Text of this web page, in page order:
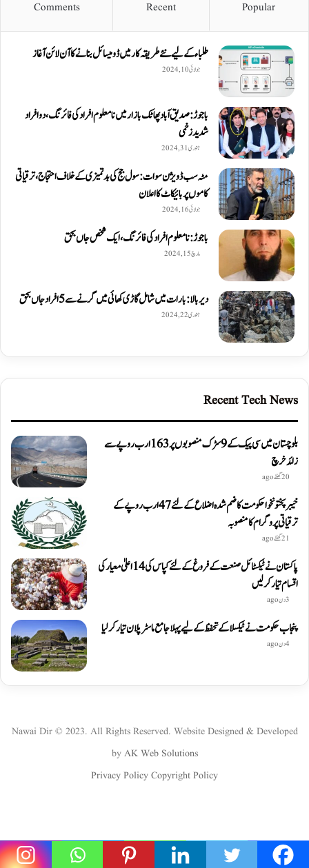
Popular
Recent
Comments
طلباء کے لیے نئے طریقہ کار میں ڈومیسائل بنانے کا آن لائن آغاز
جولائی 10, 2024
باجوڑ: صدیق اۤباد پھاٹک بازار میں نامعلوم افراد کی فائرنگ، دو افراد
شدید زخمی
جنوری 31, 2024
مٹہ سب ڈویژن سوات: سول جج کی بدتمیزی کے خلاف احتجاج، ترقیاتی
کاموں پر بائیکاٹ کا اعلان
جولائی 16, 2024
باجوڑ: نامعلوم افراد کی فائرنگ، ایک شخص جاں بحق
مارچ 15, 2024
دیربالا: بارات میں شامل گاڑی کھائی میں گرنے سے 5 افراد جاں بحق
جنوری 22, 2024
Recent Tech News
بلوچستان میں سی پیک کے 9 سڑک منصوبوں پر 163 ارب روپے سے
زائد خرچ
20 گھنٹے ago
خیبرپختونخوا حکومت کا ضم شدہ اضلاع کے لئے 47 ارب روپے کے
ترقیاتی پروگرام کا منصوبہ
21 گھنٹے ago
پاکستان نے ٹیکسٹائل صنعت کے فروغ کے لئے کپاس کی 14 اعلیٰ معیار کی
اقسام تیار کر لیں
3 دن ago
پنجاب حکومت نے ٹیکسلا کے تحفظ کے لیے پہلا جامع ماسٹر پلان تیار کر لیا
4 دن ago
Nawai Dir © 2023. All Rights Reserved. Website Designed & Developed
by AK Web Solutions
Privacy Policy Copyright Policy